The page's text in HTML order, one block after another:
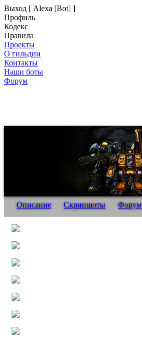
Выход [ Alexa [Bot] ]
Профиль
Кодекс
Правила
Проекты
О гильдии
Контакты
Наши боты
Форум
Описание Скриншоты Форум